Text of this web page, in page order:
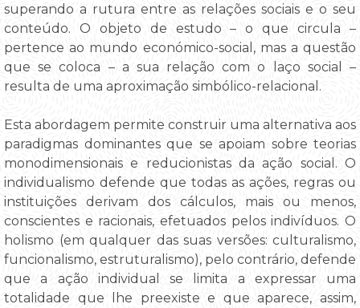
superando a rutura entre as relações sociais e o seu
conteúdo. O objeto de estudo – o que circula –
pertence ao mundo económico-social, mas a questão
que se coloca – a sua relação com o laço social –
resulta de uma aproximação simbólico-relacional.
Esta abordagem permite construir uma alternativa aos
paradigmas dominantes que se apoiam sobre teorias
monodimensionais e reducionistas da ação social. O
individualismo defende que todas as ações, regras ou
instituições derivam dos cálculos, mais ou menos,
conscientes e racionais, efetuados pelos indivíduos. O
holismo (em qualquer das suas versões: culturalismo,
funcionalismo, estruturalismo), pelo contrário, defende
que a ação individual se limita a expressar uma
totalidade que lhe preexiste e que aparece, assim,